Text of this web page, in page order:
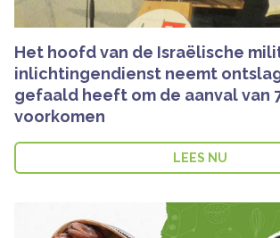
Het hoofd van de Israëlische
inlichtingendienst neemt
gefaald heeft om de aanval van
voorkomen
LEES NU